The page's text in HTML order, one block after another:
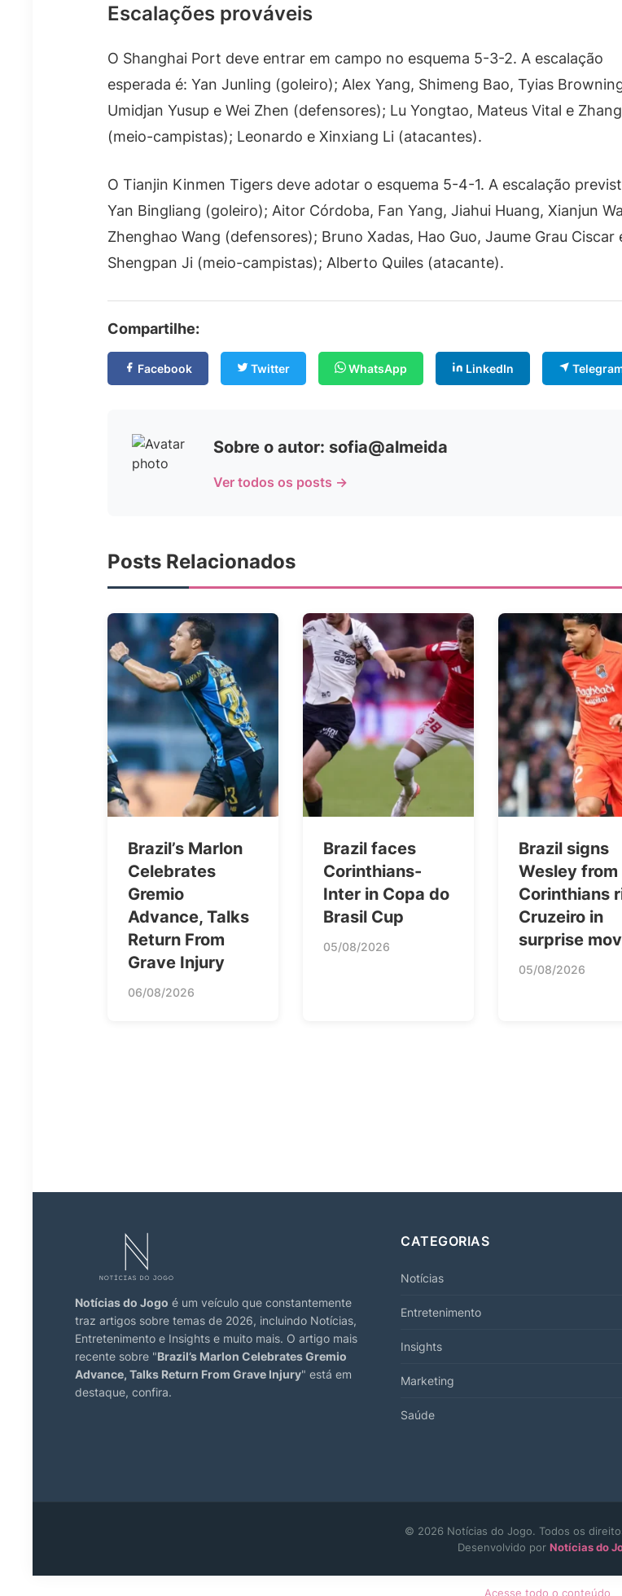
Escalações prováveis
O Shanghai Port deve entrar em campo no esquema 5-3-2. A escalação
esperada é: Yan Junling (goleiro); Alex Yang, Shimeng Bao, Tyias
Umidjan Yusup e Wei Zhen (defensores); Lu Yongtao, Mateus Vital e
(meio-campistas); Leonardo e Xinxiang Li (atacantes).
O Tianjin Kinmen Tigers deve adotar o esquema 5-4-1. A escalação
Yan Bingliang (goleiro); Aitor Córdoba, Fan Yang, Jiahui Huang, Xianjun
Zhenghao Wang (defensores); Bruno Xadas, Hao Guo, Jaume Grau Ciscar
Shengpan Ji (meio-campistas); Alberto Quiles (atacante).
Compartilhe:
Facebook Twitter WhatsApp LinkedIn
Sobre o autor: sofia@almeida
Ver todos os posts →
Posts Relacionados
Brazil’s Marlon
Celebrates
Gremio
Advance, Talks
Return From
Grave Injury
06/08/2026
Brazil faces
Corinthians-
Inter in Copa do
Brasil Cup
05/08/2026
Brazil signs
Wesley from
Corinthians
Cruzeiro in
surprise
05/08/2026
Notícias do Jogo é um veículo que constantemente
traz artigos sobre temas de 2026, incluindo Notícias,
Entretenimento e Insights e muito mais. O artigo mais
recente sobre "Brazil’s Marlon Celebrates Gremio
Advance, Talks Return From Grave Injury" está em
destaque, confira.
CATEGORIAS
Notícias
Entretenimento
Insights
Marketing
Saúde
© 2026 Notícias do Jogo. Todos os
Desenvolvido por Notícias do
Acesse todo o conteúdo